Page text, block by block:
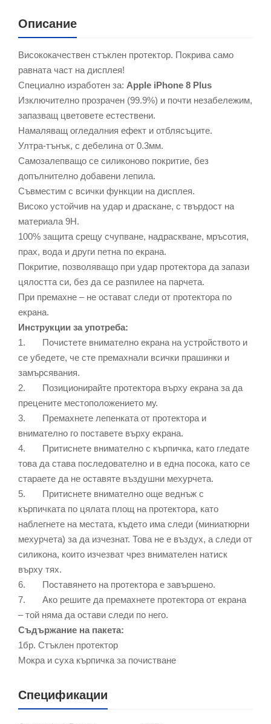
Описание
Висококачествен стъклен протектор. Покрива само
равната част на дисплея!
Специално изработен за: Apple iPhone 8 Plus
Изключително прозрачен (99.9%) и почти незабележим,
запазващ цветовете естествени.
Намаляващ огледалния ефект и отблясъците.
Ултра-тънък, с дебелина от 0.3мм.
Самозалепващо се силиконово покритие, без
допълнително добавени лепила.
Съвместим с всички функции на дисплея.
Високо устойчив на удар и драскане, с твърдост на
материала 9Н.
100% защита срещу счупване, надраскване, мръсотия,
прах, вода и други петна по екрана.
Покритие, позволяващо при удар протектора да запази
цялостта си, без да се разпилее на парчета.
При премахне – не остават следи от протектора по
екрана.
Инструкции за употреба:
1. Почистете внимателно екрана на устройството и
се убедете, че сте премахнали всички прашинки и
замърсявания.
2. Позиционирайте протектора върху екрана за да
прецените местоположението му.
3. Премахнете лепенката от протектора и
внимателно го поставете върху екрана.
4. Притиснете внимателно с кърпичка, като гледате
това да става последователно и в една посока, като се
стараете да не оставяте въздушни мехурчета.
5. Притиснете внимателно още веднъж с
кърпичката по цялата площ на протектора, като
наблегнете на местата, където има следи (миниатюрни
мехурчета) за да изчезнат. Това не е въздух, а следи от
силикона, които изчезват чрез внимателен натиск
върху тях.
6. Поставянето на протектора е завършено.
7. Ако решите да премахнете протектора от екрана
– той няма да остави следи по него.
Съдържание на пакета:
1бр. Стъклен протектор
Мокра и суха кърпичка за почистване
Спецификации